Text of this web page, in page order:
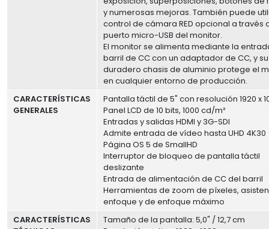
y numerosas mejoras. También puede
control de cámara RED opcional a través
puerto micro-USB del monitor.
El monitor se alimenta mediante la
barril de CC con un adaptador de CC, y su
duradero chasis de aluminio protege el
en cualquier entorno de producción.
CARACTERÍSTICAS
GENERALES
Pantalla táctil de 5" con resolución 1920 x
Panel LCD de 10 bits, 1000 cd/m²
Entradas y salidas HDMI y 3G-SDI
Admite entrada de vídeo hasta UHD 4K30
Página OS 5 de SmallHD
Interruptor de bloqueo de pantalla táctil
deslizante
Entrada de alimentación de CC del barril
Herramientas de zoom de píxeles,
enfoque y de enfoque máximo
CARACTERÍSTICAS
Tamaño de la pantalla: 5,0" / 12,7 cm